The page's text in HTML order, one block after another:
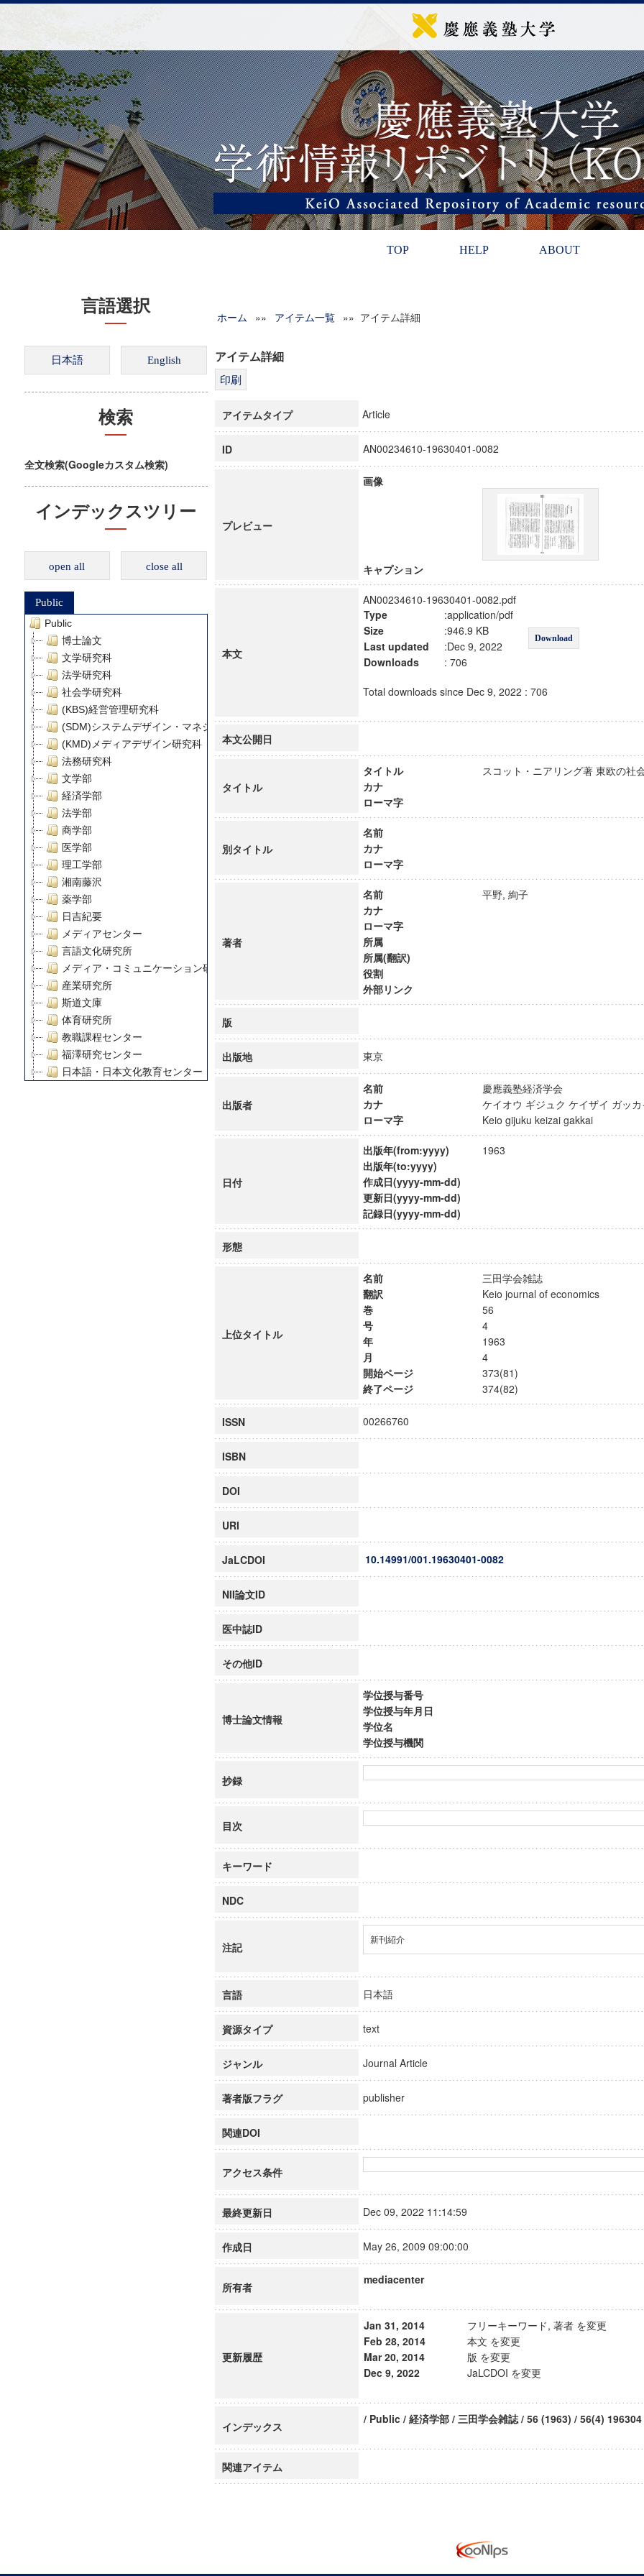
TOP HELP ABOUT
言語選択
検索
全文検索(Googleカスタム検索)
インデックスツリー
open all close all
Public
Public
博士論文
文学研究科
法学研究科
社会学研究科
(KBS)経営管理研究科
(SDM)システムデザイン・マネジメント研究科
(KMD)メディアデザイン研究科
法務研究科
文学部
経済学部
法学部
商学部
医学部
理工学部
湘南藤沢
薬学部
日吉紀要
メディアセンター
言語文化研究所
メディア・コミュニケーション研究所
産業研究所
斯道文庫
体育研究所
教職課程センター
福澤研究センター
日本語・日本文化教育センター
慶應義塾大学グローバルCOEプログラム市民社会ガバナンス教育研究センター
慶應義塾大学グローバルCOEプログラム論理と感性の先端的教育研究拠点
博士課程教育リーディングプログラム「超成熟社会発展のサイエンス」
ホーム »» アイテム一覧 »» アイテム詳細
アイテム詳細
アイテムタイプ Article
ID AN00234610-19630401-0082
プレビュー
画像
キャプション
本文
AN00234610-19630401-0082.pdf
Type
:application/pdf
Download
Size
:946.9 KB
Last updated
:Dec 9, 2022
Downloads
: 706
Total downloads since Dec 9, 2022 : 706
本文公開日
タイトル
タイトル
スコット・ニアリング著 東欧の
カナ
ローマ字
別タイトル
名前
カナ
ローマ字
著者
名前
平野, 絢子
カナ
ローマ字
所属
所属(翻訳)
役割
外部リンク
版
出版地 東京
出版者
名前
慶應義塾経済学会
カナ
ケイオウ ギジュク ケイザイ ガ
ローマ字
Keio gijuku keizai gakkai
日付
出版年(from:yyyy)
1963
出版年(to:yyyy)
作成日(yyyy-mm-dd)
更新日(yyyy-mm-dd)
記録日(yyyy-mm-dd)
形態
上位タイトル
名前
三田学会雑誌
翻訳
Keio journal of economics
巻
56
号
4
年
1963
月
4
開始ページ
373(81)
終了ページ
374(82)
ISSN 00266760
ISBN
DOI
URI
JaLCDOI 10.14991/001.19630401-0082
NII論文ID
医中誌ID
その他ID
博士論文情報
学位授与番号
学位授与年月日
学位名
学位授与機関
抄録
目次
キーワード
NDC
注記
新刊紹介
言語 日本語
資源タイプ text
ジャンル Journal Article
著者版フラグ publisher
関連DOI
アクセス条件
最終更新日 Dec 09, 2022 11:14:59
作成日 May 26, 2009 09:00:00
所有者
mediacenter
更新履歴
Jan 31, 2014
フリーキーワード, 著者 を変更
Feb 28, 2014
本文 を変更
Mar 20, 2014
版 を変更
Dec 9, 2022
JaLCDOI を変更
インデックス
/ Public / 経済学部 / 三田学会雑誌 / 56 (1963) / 56(4) 196304
関連アイテム